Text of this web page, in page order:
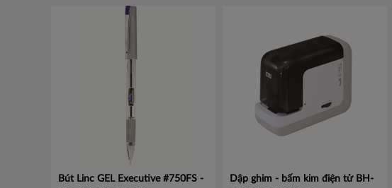
Bút Linc GEL Executive #750FS -
Dập ghim - bấm kim điện tử BH-